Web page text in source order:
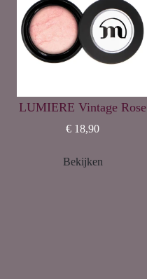
LUMIERE Vintage Rose
€ 18,90
Bekijken